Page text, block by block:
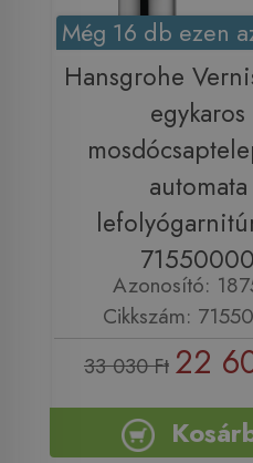
Még 16 db ezen
Hansgrohe
egykaros
automata
71550000
Azonosító:
Cikkszám:
33 030 Ft 22